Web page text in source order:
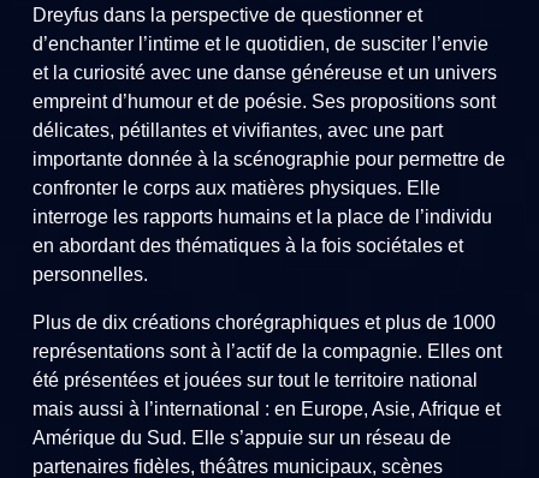
Dreyfus dans la perspective de questionner et
d’enchanter l’intime et le quotidien, de susciter l’envie
et la curiosité avec une danse généreuse et un univers
empreint d’humour et de poésie. Ses propositions sont
délicates, pétillantes et vivifiantes, avec une part
importante donnée à la scénographie pour permettre de
confronter le corps aux matières physiques. Elle
interroge les rapports humains et la place de l’individu
en abordant des thématiques à la fois sociétales et
personnelles.
Plus de dix créations chorégraphiques et plus de 1000
représentations sont à l’actif de la compagnie. Elles ont
été présentées et jouées sur tout le territoire national
mais aussi à l’international : en Europe, Asie, Afrique et
Amérique du Sud. Elle s’appuie sur un réseau de
partenaires fidèles, théâtres municipaux, scènes